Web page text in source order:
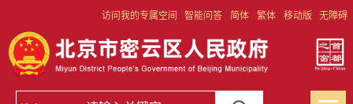
访问我的专属空间 智能问答 简体 繁体 移动版 无障碍